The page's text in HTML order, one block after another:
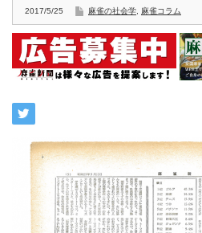
2017/5/25 麻雀の社会学 麻雀コラム